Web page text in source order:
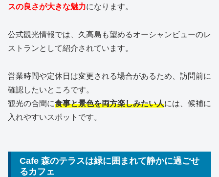
スの良さが大きな魅力になります。
公式観光情報では、久高島も望めるオーシャンビューのレ
ストランとして紹介されています。
営業時間や定休日は変更される場合があるため、訪問前に
確認したいところです。
観光の合間に食事と景色を両方楽しみたい人には、候補に
入れやすいスポットです。
Cafe 森のテラスは緑に囲まれて静かに過ごせ
るカフェ